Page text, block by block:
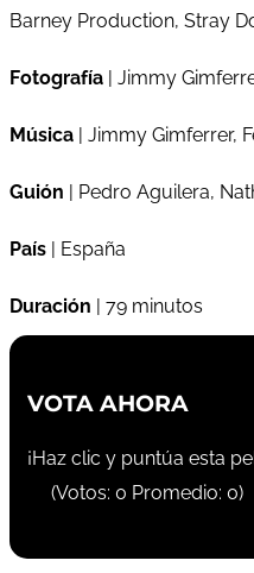
Barney Production, Stray
Fotografía | Jimmy
Música | Jimmy Gimferrer,
Guión | Pedro Aguilera,
País | España
Duración | 79 minutos
VOTA AHORA
¡Haz clic y puntúa esta
(Votos: 0 Promedio: 0)